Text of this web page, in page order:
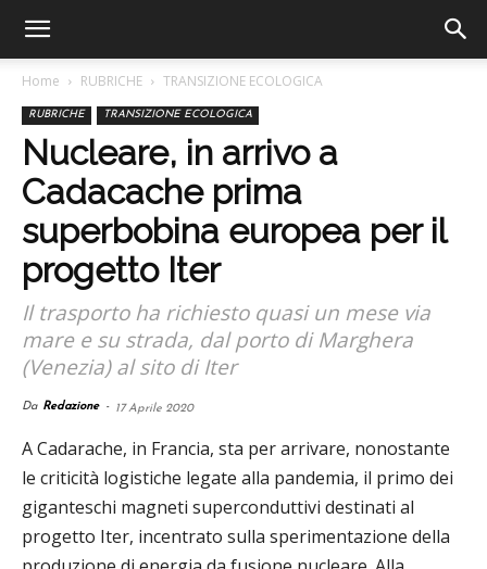
Home RUBRICHE TRANSIZIONE ECOLOGICA
RUBRICHE TRANSIZIONE ECOLOGICA
Nucleare, in arrivo a
Cadacache prima
superbobina europea per il
progetto Iter
Il trasporto ha richiesto quasi un mese via
mare e su strada, dal porto di Marghera
(Venezia) al sito di Iter
Da Redazione - 17 Aprile 2020
A Cadarache, in Francia, sta per arrivare, nonostante
le criticità logistiche legate alla pandemia, il primo dei
giganteschi magneti superconduttivi destinati al
progetto Iter, incentrato sulla sperimentazione della